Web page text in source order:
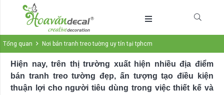
Tổng quan Nơi bán tranh treo tường uy tín tại tphcm
Hiện nay, trên thị trường xuất hiện nhiều địa điểm
bán tranh treo tường đẹp, ấn tượng tạo điều kiện
thuận lợi cho người tiêu dùng trong việc thiết kế và